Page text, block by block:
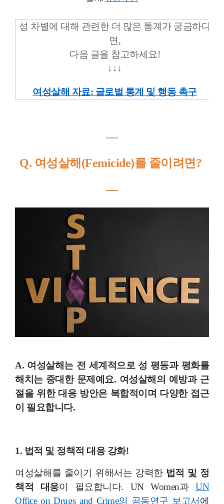
성 차별에 대해 관련한 더 많은 통계가 궁금하다
면,
다음 글을 참고하세요!
↓↓↓
여성살해 자료: 글로벌 통계 및 행동 촉구
―
Q. 여성살해(Femicide)를 줄이려면?
―
A. 여성살해는 전 세계적으로 성 평등과 평화를
해치는 중대한 문제예요. 여성살해의 예방과 근
절을 위한 대응 방안은 복합적이며 다양한 접근
이 필요합니다.
1. 법적 및 정책적 대응 강화!
여성살해를 줄이기 위해서는 강력한 법적 및 정
책적 대응이 필요합니다. UN Women과UN
Office on Drugs and Crime의 공동연구 보고서 에